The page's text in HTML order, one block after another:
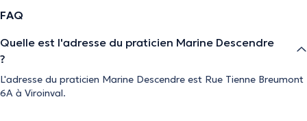
FAQ
Quelle est l'adresse du praticien Marine Descendre
?
L'adresse du praticien Marine Descendre est Rue Tienne Breumont
6A à Viroinval.